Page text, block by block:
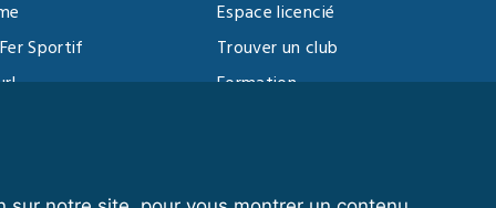
Sportif
Espace licencié
Trouver un club
Formation